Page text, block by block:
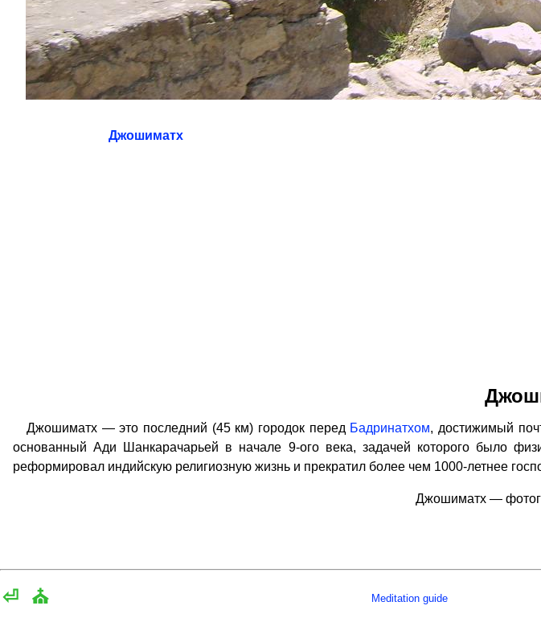
Джошиматх
Джошиматх — это последний (45 км) городок перед Бадринатхом, достижимый
основанный Ади Шанкарачарьей в начале 9-ого века, задачей которого было
реформировал индийскую религиозную жизнь и прекратил более чем 1000-летнее
Джошиматх —
⏎ ⛪ Meditation guide